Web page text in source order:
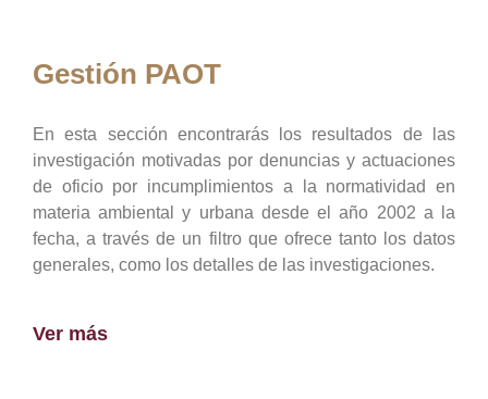
Gestión PAOT
En esta sección encontrarás los resultados de las
investigación motivadas por denuncias y actuaciones
de oficio por incumplimientos a la normatividad en
materia ambiental y urbana desde el año 2002 a la
fecha, a través de un filtro que ofrece tanto los datos
generales, como los detalles de las investigaciones.
Ver más